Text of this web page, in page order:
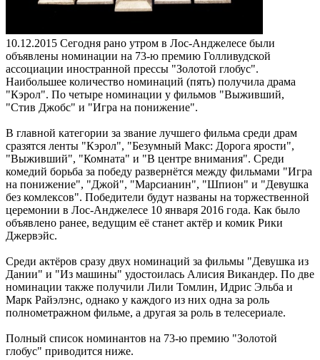
10.12.2015 Сегодня рано утром в Лос-Анджелесе были
объявлены номинации на 73-ю премию Голливудской
ассоциации иностранной прессы "Золотой глобус".
Наибольшее количество номинаций (пять) получила драма
"Кэрол". По четыре номинации у фильмов "Выживший,
"Стив Джобс" и "Игра на понижение".
В главной категории за звание лучшего фильма среди драм
сразятся ленты "Кэрол", "Безумный Макс: Дорога ярости",
"Выживший", "Комната" и "В центре внимания". Среди
комедий борьба за победу развернётся между фильмами "Игра
на понижение", "Джой", "Марсианин", "Шпион" и "Девушка
без комлексов". Победители будут названы на торжественной
церемонии в Лос-Анджелесе 10 января 2016 года. Как было
объявлено ранее, ведущим её станет актёр и комик Рики
Джервэйс.
Среди актёров сразу двух номинаций за фильмы "Девушка из
Дании" и "Из машины" удостоилась Алисия Викандер. По две
номинации также получили Лили Томлин, Идрис Эльба и
Марк Райэлэнс, однако у каждого из них одна за роль
полнометражном фильме, а другая за роль в телесериале.
Полный список номинантов на 73-ю премию "Золотой
глобус" приводится ниже.